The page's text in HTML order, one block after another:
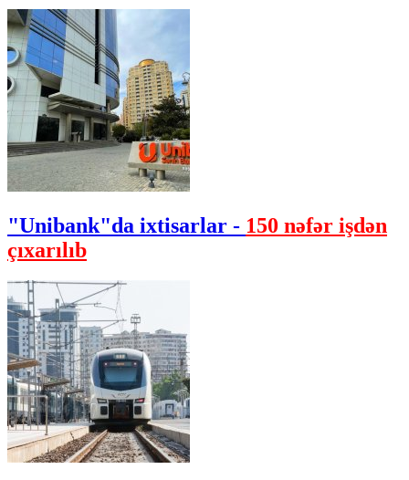
"Unibank"da ixtisarlar - 150 nəfər işdən
çıxarılıb